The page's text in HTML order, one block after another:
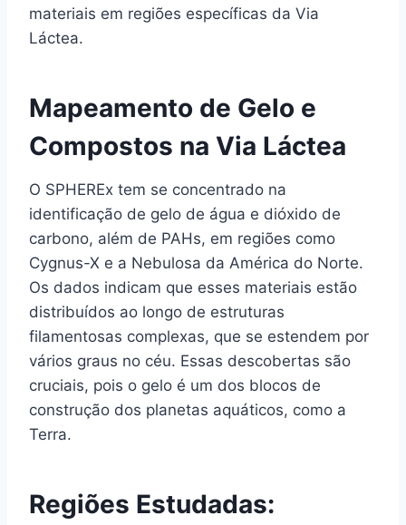
materiais em regiões específicas da Via
Láctea.
Mapeamento de Gelo e
Compostos na Via Láctea
O SPHEREx tem se concentrado na
identificação de gelo de água e dióxido de
carbono, além de PAHs, em regiões como
Cygnus-X e a Nebulosa da América do Norte.
Os dados indicam que esses materiais estão
distribuídos ao longo de estruturas
filamentosas complexas, que se estendem por
vários graus no céu. Essas descobertas são
cruciais, pois o gelo é um dos blocos de
construção dos planetas aquáticos, como a
Terra.
Regiões Estudadas: